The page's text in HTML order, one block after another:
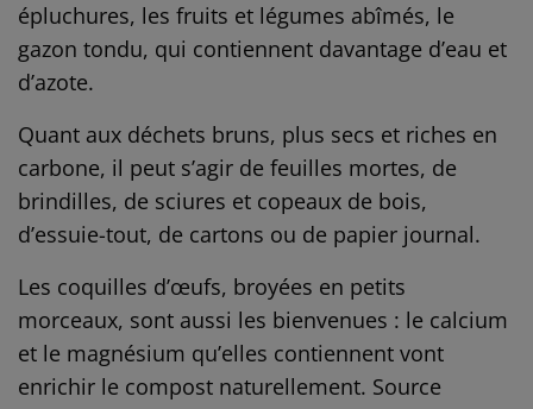
épluchures, les fruits et légumes abîmés, le
gazon tondu, qui contiennent davantage d’eau et
d’azote.
Quant aux déchets bruns, plus secs et riches en
carbone, il peut s’agir de feuilles mortes, de
brindilles, de sciures et copeaux de bois,
d’essuie-tout, de cartons ou de papier journal.
Les coquilles d’œufs, broyées en petits
morceaux, sont aussi les bienvenues : le calcium
et le magnésium qu’elles contiennent vont
enrichir le compost naturellement. Source